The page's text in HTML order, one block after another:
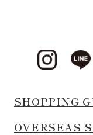
SHOPPING
OVERSEAS